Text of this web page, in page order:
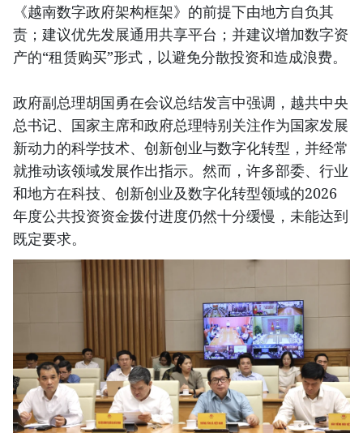
《越南数字政府架构框架》的前提下由地方自负其
责；建议优先发展通用共享平台；并建议增加数字资
产的“租赁购买”形式，以避免分散投资和造成浪费。
政府副总理胡国勇在会议总结发言中强调，越共中央
总书记、国家主席和政府总理特别关注作为国家发展
新动力的科学技术、创新创业与数字化转型，并经常
就推动该领域发展作出指示。然而，许多部委、行业
和地方在科技、创新创业及数字化转型领域的2026
年度公共投资资金拨付进度仍然十分缓慢，未能达到
既定要求。